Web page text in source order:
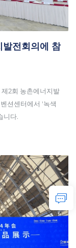
전회의에 참
2회 농촌에너지발
션센터에서 '녹색
니다.